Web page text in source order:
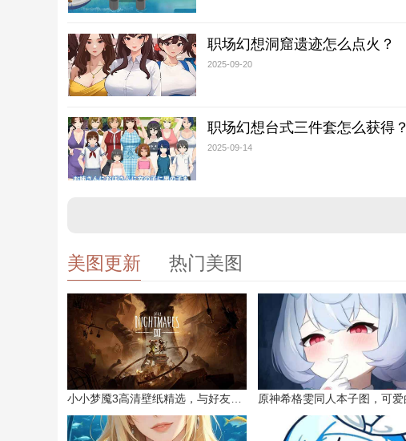
职场幻想洞窟遗迹怎么点火？
2025-09-20
职场幻想台式三件套怎么获得？
2025-09-14
美图更新 热门美图